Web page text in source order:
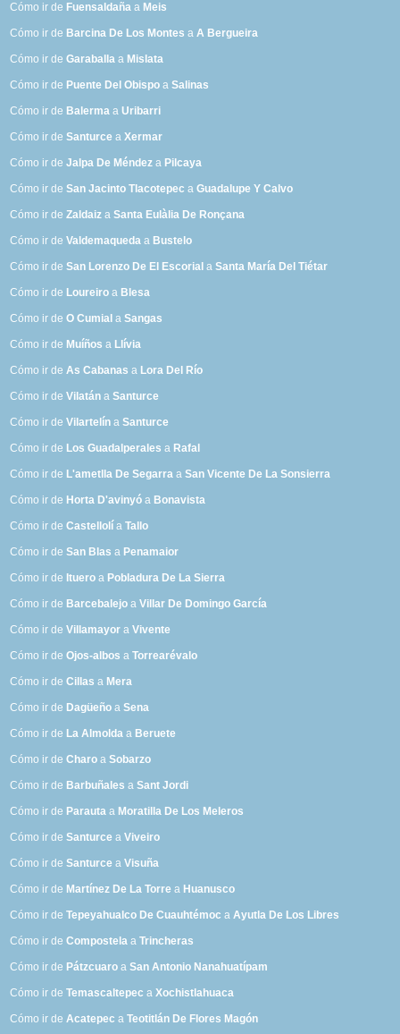
Cómo ir de Fuensaldaña a Meis
Cómo ir de Barcina De Los Montes aA Bergueira
Cómo ir deGaraballa a Mislata
Cómo ir de Puente Del Obispo aSalinas
Cómo ir de Balerma aUribarri
Cómo ir deSanturce aXermar
Cómo ir deJalpa De Méndez a Pilcaya
Cómo ir deSan Jacinto Tlacotepec aGuadalupe Y Calvo
Cómo ir deZaldaiz aSanta Eulàlia De Ronçana
Cómo ir deValdemaqueda a Bustelo
Cómo ir deSan Lorenzo De El Escorial aSanta María Del Tiétar
Cómo ir de Loureiro a Blesa
Cómo ir deO Cumial aSangas
Cómo ir de Muíños a Llívia
Cómo ir deAs Cabanas a Lora Del Río
Cómo ir deVilatán aSanturce
Cómo ir deVilartelín aSanturce
Cómo ir de Los Guadalperales a Rafal
Cómo ir de L'ametlla De Segarra aSan Vicente De La Sonsierra
Cómo ir de Horta D'avinyó a Bonavista
Cómo ir deCastellolí aTallo
Cómo ir deSan Blas a Penamaior
Cómo ir de Ituero a Pobladura De La Sierra
Cómo ir de Barcebalejo aVillar De Domingo García
Cómo ir deVillamayor aVivente
Cómo ir deOjos-albos aTorrearévalo
Cómo ir deCillas a Mera
Cómo ir de Dagüeño aSena
Cómo ir de La Almolda a Beruete
Cómo ir deCharo aSobarzo
Cómo ir de Barbuñales aSant Jordi
Cómo ir de Parauta a Moratilla De Los Meleros
Cómo ir deSanturce aViveiro
Cómo ir deSanturce aVisuña
Cómo ir de Martínez De La Torre a Huanusco
Cómo ir deTepeyahualco De Cuauhtémoc aAyutla De Los Libres
Cómo ir deCompostela aTrincheras
Cómo ir de Pátzcuaro aSan Antonio Nanahuatípam
Cómo ir deTemascaltepec aXochistlahuaca
Cómo ir deAcatepec aTeotitlán De Flores Magón